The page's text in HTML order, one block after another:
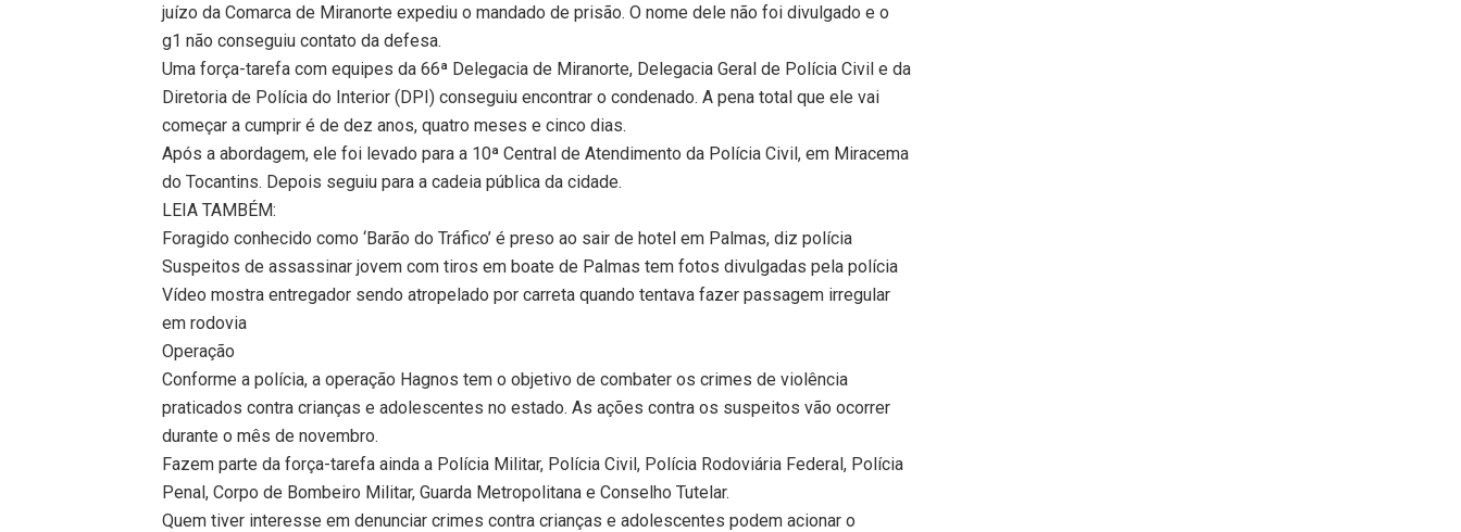
juízo da Comarca de Miranorte expediu o mandado de prisão. O nome dele não foi divulgado e o
g1 não conseguiu contato da defesa.
Uma força-tarefa com equipes da 66ª Delegacia de Miranorte, Delegacia Geral de Polícia Civil e da
Diretoria de Polícia do Interior (DPI) conseguiu encontrar o condenado. A pena total que ele vai
começar a cumprir é de dez anos, quatro meses e cinco dias.
Após a abordagem, ele foi levado para a 10ª Central de Atendimento da Polícia Civil, em Miracema
do Tocantins. Depois seguiu para a cadeia pública da cidade.
LEIA TAMBÉM:
Foragido conhecido como ‘Barão do Tráfico’ é preso ao sair de hotel em Palmas, diz polícia
Suspeitos de assassinar jovem com tiros em boate de Palmas tem fotos divulgadas pela polícia
Vídeo mostra entregador sendo atropelado por carreta quando tentava fazer passagem irregular
em rodovia
Operação
Conforme a polícia, a operação Hagnos tem o objetivo de combater os crimes de violência
praticados contra crianças e adolescentes no estado. As ações contra os suspeitos vão ocorrer
durante o mês de novembro.
Fazem parte da força-tarefa ainda a Polícia Militar, Polícia Civil, Polícia Rodoviária Federal, Polícia
Penal, Corpo de Bombeiro Militar, Guarda Metropolitana e Conselho Tutelar.
Quem tiver interesse em denunciar crimes contra crianças e adolescentes podem acionar o